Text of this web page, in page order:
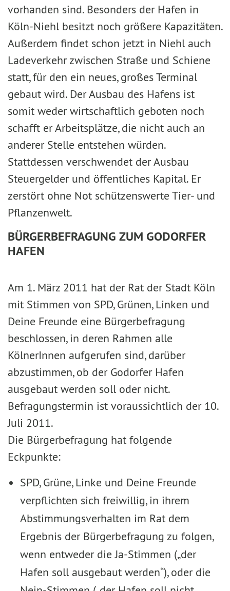
vorhanden sind. Besonders der Hafen in
Köln-Niehl besitzt noch größere Kapazitäten.
Außerdem findet schon jetzt in Niehl auch
Ladeverkehr zwischen Straße und Schiene
statt, für den ein neues, großes Terminal
gebaut wird. Der Ausbau des Hafens ist
somit weder wirtschaftlich geboten noch
schafft er Arbeitsplätze, die nicht auch an
anderer Stelle entstehen würden.
Stattdessen verschwendet der Ausbau
Steuergelder und öffentliches Kapital. Er
zerstört ohne Not schützenswerte Tier- und
Pflanzenwelt.
BÜRGERBEFRAGUNG ZUM GODORFER
HAFEN
Am 1. März 2011 hat der Rat der Stadt Köln
mit Stimmen von SPD, Grünen, Linken und
Deine Freunde eine Bürgerbefragung
beschlossen, in deren Rahmen alle
KölnerInnen aufgerufen sind, darüber
abzustimmen, ob der Godorfer Hafen
ausgebaut werden soll oder nicht.
Befragungstermin ist voraussichtlich der 10.
Juli 2011.
Die Bürgerbefragung hat folgende
Eckpunkte:
SPD, Grüne, Linke und Deine Freunde
verpflichten sich freiwillig, in ihrem
Abstimmungsverhalten im Rat dem
Ergebnis der Bürgerbefragung zu folgen,
wenn entweder die Ja-Stimmen („der
Hafen soll ausgebaut werden“), oder die